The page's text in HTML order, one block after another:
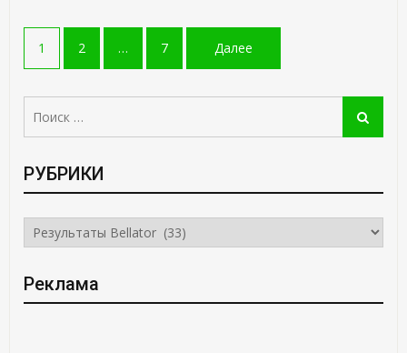
Навигация
по
записям
1 2 … 7 Далее
Поиск
РУБРИКИ
РУБРИКИ
Реклама